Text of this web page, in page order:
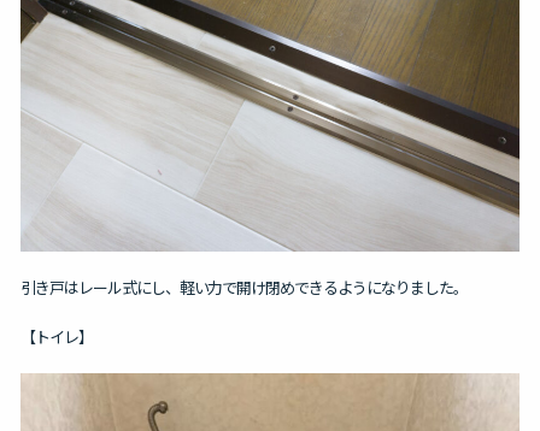
引き戸はレール式にし、軽い力で開け閉めできるようになりました。
【トイレ】